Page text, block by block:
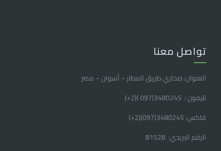
تواصل معنا
العنوان: صحاري طريق المطار – أسوان – مصر
تليفون : 3480245(097 )(2
+
)
فاكس: 3480245(097)(2
+
)
الرقم البريدي: 81528